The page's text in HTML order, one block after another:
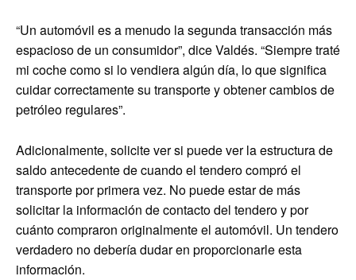
“Un automóvil es a menudo la segunda transacción más
espacioso de un consumidor”, dice Valdés. “Siempre traté
mi coche como si lo vendiera algún día, lo que significa
cuidar correctamente su transporte y obtener cambios de
petróleo regulares”.
Adicionalmente, solicite ver si puede ver la estructura de
saldo antecedente de cuando el tendero compró el
transporte por primera vez. No puede estar de más
solicitar la información de contacto del tendero y por
cuánto compraron originalmente el automóvil. Un tendero
verdadero no debería dudar en proporcionarle esta
información.